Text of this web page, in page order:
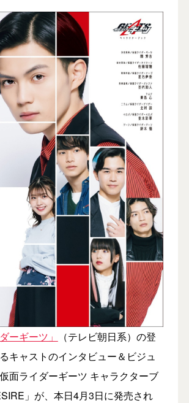
ーギーツ」
（テレビ朝日系）の登
キャストのインタビュー＆ビジュ
面ライダーギーツ キャラクターブ
」が、本日4月3日に発売され